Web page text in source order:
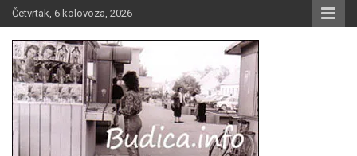
Skip
to
content
Četvrtak, 6 kolovoza, 2026